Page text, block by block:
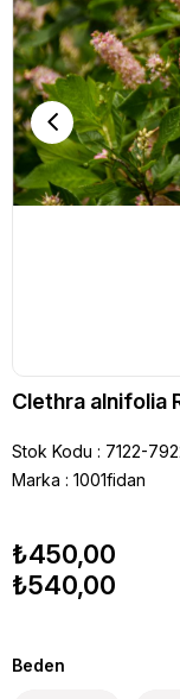
Clethra alnifolia
Stok Kodu
7122-
Marka : 1001fidan
₺450,00
₺540,00
Beden